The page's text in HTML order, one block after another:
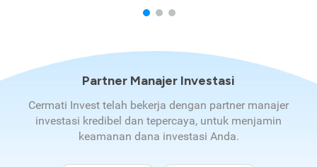
Partner Manajer Investasi
Cermati Invest telah bekerja dengan partner manajer
investasi kredibel dan tepercaya, untuk menjamin
keamanan dana investasi Anda.